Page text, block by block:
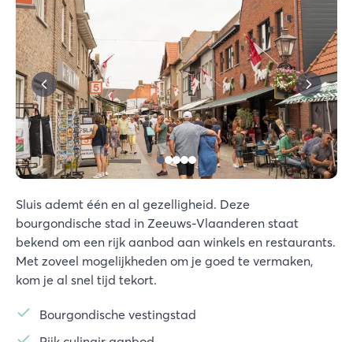
Sluis ademt één en al gezelligheid. Deze
bourgondische stad in Zeeuws-Vlaanderen staat
bekend om een rijk aanbod aan winkels en restaurants.
Met zoveel mogelijkheden om je goed te vermaken,
kom je al snel tijd tekort.
Bourgondische vestingstad